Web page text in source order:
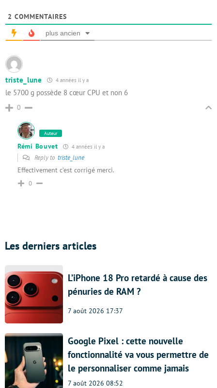
2 COMMENTAIRES
plus ancien
triste_lune 4 années il y a
le 5700 g possède 8 cœur CPU et non 6
0
Auteur
Rémi Bouvet 4 années il y a
Reply to triste_lune
Effectivement c’est corrigé merci.
0
Les derniers articles
L’iPhone 18 Pro retardé à cause des
pénuries de RAM ?
7 août 2026 17:37
Google Pixel : cette nouvelle
fonctionnalité va vous permettre de
le personnaliser comme jamais
7 août 2026 08:52